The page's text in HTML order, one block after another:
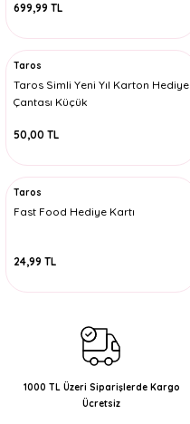
699,99 TL
Taros
Taros Simli Yeni Yıl Karton Hediye
Çantası Küçük
50,00 TL
Taros
Fast Food Hediye Kartı
24,99 TL
1000 TL Üzeri Siparişlerde Kargo
Ücretsiz